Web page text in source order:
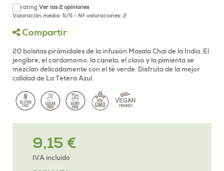
Ver las 2 opiniones
Valoración media: 5/5 - Nº valoraciones: 2
Compartir
20 bolsitas pirámidales de la infusión Masala Chai de la India. El
jengibre, el cardamomo, la canela, el clavo y la pimienta se
mezclan delicadamente con el té verde. Disfruta de la mejor
calidad de La Tetera Azul.
9,15 €
IVA incluido